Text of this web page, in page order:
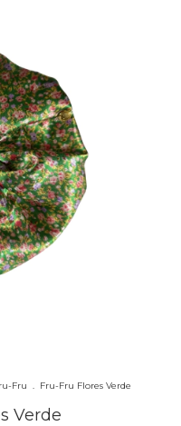
Fru Fru-Fru Flores Verde
Verde